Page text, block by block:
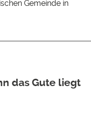
Gemeinde in
das Gute liegt